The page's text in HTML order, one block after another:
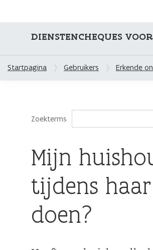
DIENSTENCHEQUES
Startpagina Gebruikers Erkende
Zoekterms
Mijn
tijdens
doen?